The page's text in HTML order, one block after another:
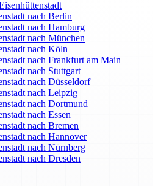
nach Berlin
nach Hamburg
nach München
nach Köln
nach Frankfurt am Main
nach Stuttgart
nach Düsseldorf
nach Leipzig
nach Dortmund
nach Essen
nach Bremen
nach Hannover
nach Nürnberg
nach Dresden